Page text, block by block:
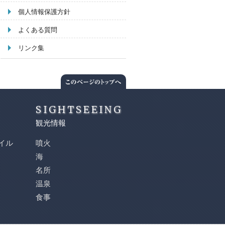
個人情報保護方針
よくある質問
リンク集
ル
SIGHTSEEING
観光情報
噴火
海
名所
温泉
食事